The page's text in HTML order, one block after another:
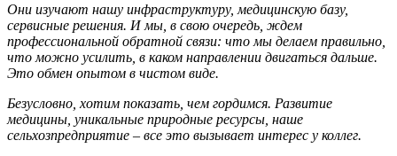
Они изучают нашу инфраструктуру, медицинскую базу,
сервисные решения. И мы, в свою очередь, ждем
профессиональной обратной связи: что мы делаем правильно,
что можно усилить, в каком направлении двигаться дальше.
Это обмен опытом в чистом виде.
Безусловно, хотим показать, чем гордимся. Развитие
медицины, уникальные природные ресурсы, наше
сельхозпредприятие – все это вызывает интерес у коллег.